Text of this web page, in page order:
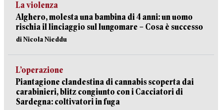
La violenza
Alghero, molesta una bambina di 4 anni: un uomo
rischia il linciaggio sul lungomare – Cosa è successo
di Nicola Nieddu
L’operazione
Piantagione clandestina di cannabis scoperta dai
carabinieri, blitz congiunto con i Cacciatori di
Sardegna: coltivatori in fuga